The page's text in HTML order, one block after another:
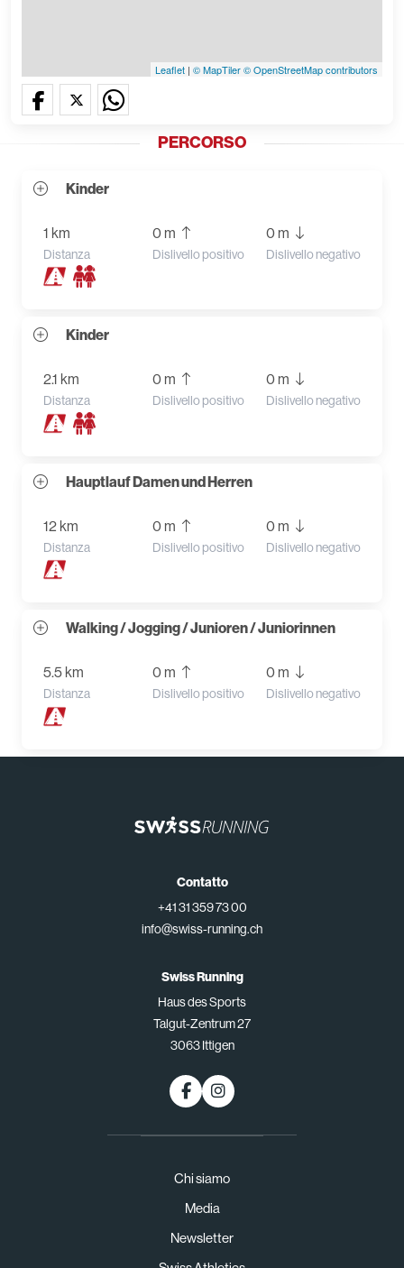
Leaflet | © MapTiler© OpenStreetMap contributors
PERCORSO
Kinder
1 km
Distanza
0 m
Dislivello positivo
0 m
Dislivello negativo
Kinder
2.1 km
Distanza
0 m
Dislivello positivo
0 m
Dislivello negativo
Hauptlauf Damen und Herren
12 km
Distanza
0 m
Dislivello positivo
0 m
Dislivello negativo
Walking / Jogging / Junioren / Juniorinnen
5.5 km
Distanza
0 m
Dislivello positivo
0 m
Dislivello negativo
Chi siamo
Media
Newsletter
Contatto
+41 31 359 73 00
info@swiss-running.ch
Swiss Running
Haus des Sports
Talgut-Zentrum 27
3063 Ittigen